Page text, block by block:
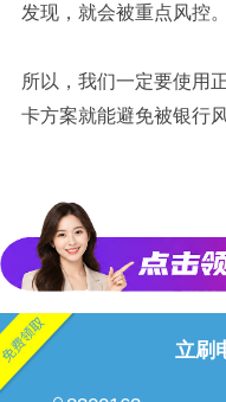
发现，就会被重点风控。
所以，我们一定要使用
卡方案就能避免被银行风
立刷